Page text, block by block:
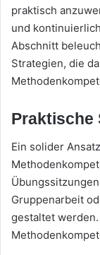
praktisch
und
Abschnitt
Strategien, die
Praktische
Ein solider
Gruppenarbeit
gestaltet